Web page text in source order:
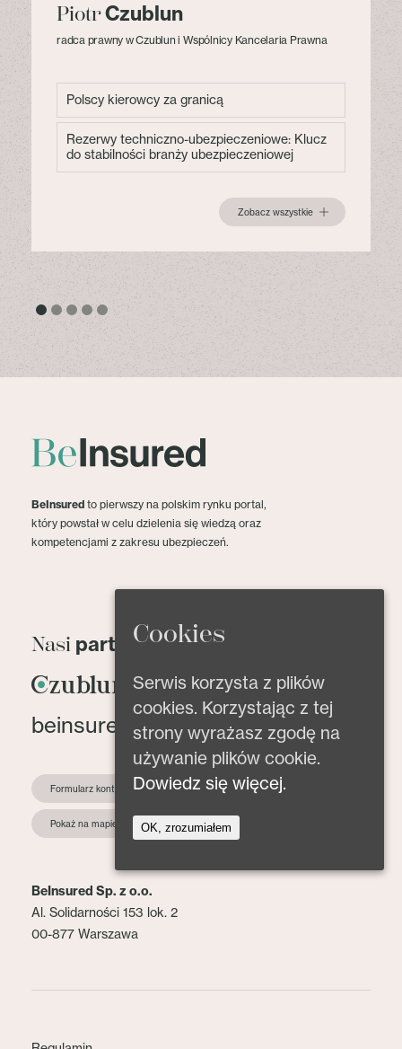
PiotrCzublun
radca prawny w Czublun i Wspólnicy Kancelaria Prawna
Polscy kierowcy za granicą
Rezerwy techniczno-ubezpieczeniowe: Klucz
do stabilności branży ubezpieczeniowej
Zobacz wszystkie
BeInsured to pierwszy na polskim rynku portal,
który powstał w celu dzielenia się wiedzą oraz
kompetencjami z zakresu ubezpieczeń.
Nasi partnerzy
beinsured@beinsured.pl
Formularz kontaktowy
Pokaż na mapie
BeInsured Sp. z o.o.
Al. Solidarności 153 lok. 2
00-877 Warszawa
Cookies
Serwis korzysta z plików
cookies. Korzystając z tej
strony wyrażasz zgodę na
używanie plików cookie.
Dowiedz się więcej.
OK, zrozumiałem